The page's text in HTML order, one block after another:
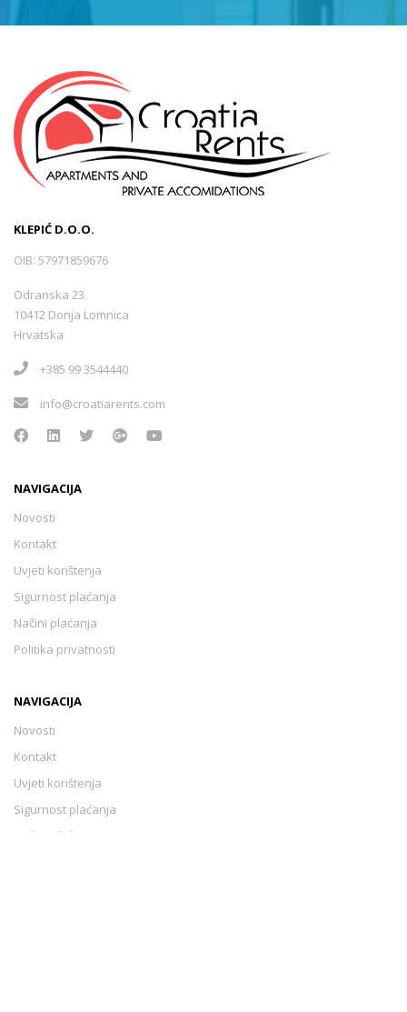
KLEPIĆ D.O.O.
OIB: 57971859676
Odranska 23
10412 Donja Lomnica
Hrvatska
+385 99 3544440
info@croatiarents.com
NAVIGACIJA
Novosti
Kontakt
Uvjeti korištenja
Sigurnost plaćanja
Načini plaćanja
Politika privatnosti
NAVIGACIJA
Novosti
Kontakt
Uvjeti korištenja
Sigurnost plaćanja
Načini plaćanja